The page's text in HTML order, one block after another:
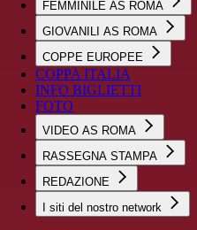
FEMMINILE AS ROMA
GIOVANILI AS ROMA
COPPE EUROPEE
COPPA ITALIA
INFO BIGLIETTI
FOTO
VIDEO AS ROMA
RASSEGNA STAMPA
REDAZIONE
I siti del nostro network